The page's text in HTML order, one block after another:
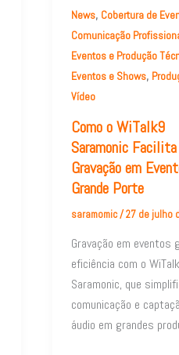
News, Cobertura de
Comunicação
Eventos e Produção
Eventos e Shows,
Vídeo
Como o WiTalk9
Saramonic
Gravação em
Grande Porte
saramomic/27 de julho
Gravação em eventos
eficiência com o
Saramonic, que
comunicação e
áudio em grandes